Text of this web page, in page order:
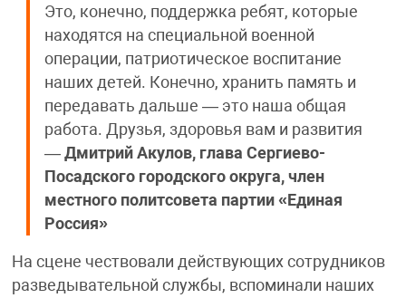
Это, конечно, поддержка ребят, которые
находятся на специальной военной
операции, патриотическое воспитание
наших детей. Конечно, хранить память и
передавать дальше — это наша общая
работа. Друзья, здоровья вам и развития
— Дмитрий Акулов, глава Сергиево-
Посадского городского округа, член
местного политсовета партии «Единая
Россия»
На сцене чествовали действующих сотрудников
разведывательной службы, вспоминали наших